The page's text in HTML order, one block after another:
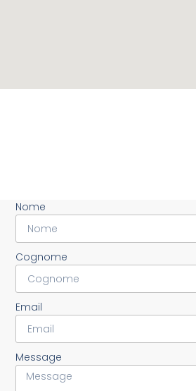
Nome
Cognome
Email
Message